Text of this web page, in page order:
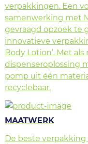
verpakkingen. Een
samenwerking met
gevraagd opzoek te
innovatieve
Body Lotion’. Met als
dispenseroplossing
pomp uit één
recyclebaar.
MAATWERK
De beste